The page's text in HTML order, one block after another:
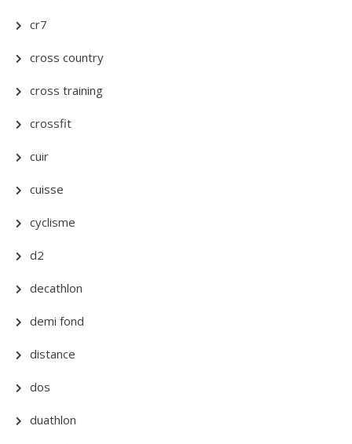
cr7
cross country
cross training
crossfit
cuir
cuisse
cyclisme
d2
decathlon
demi fond
distance
dos
duathlon